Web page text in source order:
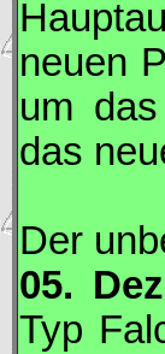
neuen
um
das
Der
05.
Typ